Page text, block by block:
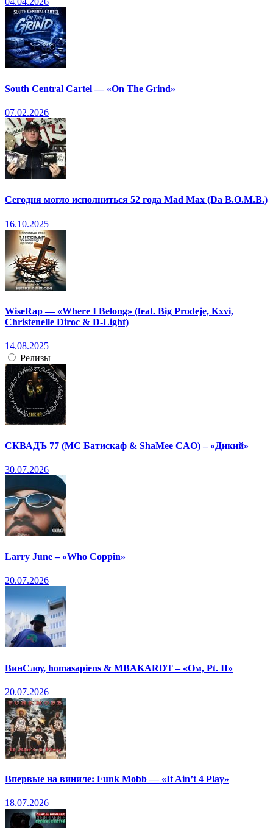
South Central Cartel — «On The Grind»
07.02.2026
Сегодня могло исполниться 52 года Mad Max (Da B.O.M.B.)
16.10.2025
WiseRap — «Where I Belong» (feat. Big Prodeje, Kxvi,
Christenelle Diroc & D-Light)
14.08.2025
Релизы
СКВАДЪ 77 (МС Батискаф & ShaMee CAO) – «Дикий»
30.07.2026
Larry June – «Who Coppin»
20.07.2026
ВинСлоу, homasapiens & MBAKARDT – «Ом, Pt. II»
20.07.2026
Впервые на виниле: Funk Mobb — «It Ain’t 4 Play»
18.07.2026